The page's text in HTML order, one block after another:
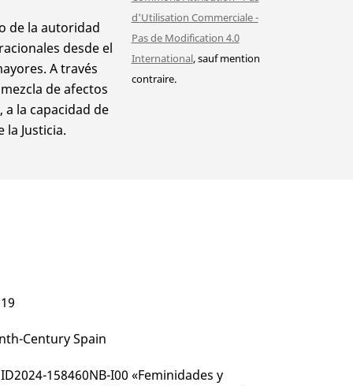
de la autoridad
desde el
A través
de afectos
la capacidad de
Justicia.
d'Utilisation Commerciale -
Pas de Modification 4.0
International, sauf mention
contraire.
Century Spain
158460NB-I00 «Feminidades y